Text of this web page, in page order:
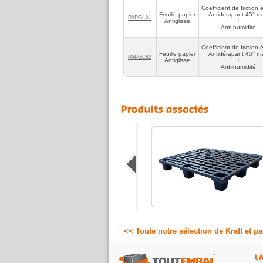
PAPGLA1
Feuille papier
Antiglisse
Coefficient de friction
Antidérapant 45°
+
Anti-humidité
PAPGLB2
Feuille papier
Antiglisse
Coefficient de friction
Antidérapant 45°
+
Anti-humidité
légère, résistante et en copeaux de bois
moulés sous pression et chaleur (agréée
<< Toute notre sélection de Kraft et